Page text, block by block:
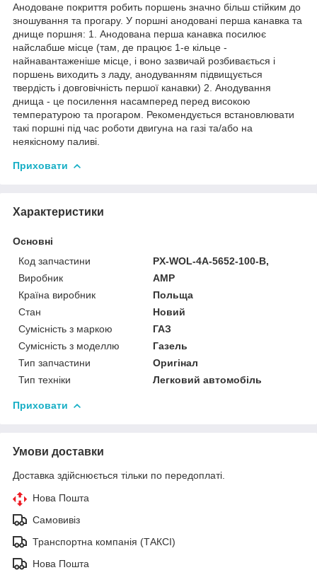
Анодоване покриття робить поршень значно більш стійким до
зношування та прогару. У поршні анодовані перша канавка та
днище поршня: 1. Анодована перша канавка посилює
найслабше місце (там, де працює 1-е кільце -
найнавантаженіше місце, і воно зазвичай розбивається і
поршень виходить з ладу, анодуванням підвищується
твердість і довговічність першої канавки) 2. Анодування
днища - це посилення насамперед перед високою
температурою та прогаром. Рекомендується встановлювати
такі поршні під час роботи двигуна на газі та/або на
неякісному паливі.
Приховати
Характеристики
Основні
Код запчастини
PX-WOL-4A-5652-100-B,
Виробник
AMP
Країна виробник
Польща
Стан
Новий
Сумісність з маркою
ГАЗ
Сумісність з моделлю
Газель
Тип запчастини
Оригінал
Тип техніки
Легковий автомобіль
Приховати
Умови доставки
Доставка здійснюється тільки по передоплаті.
Нова Пошта
Самовивіз
Транспортна компанія (ТАКСІ)
Нова Пошта